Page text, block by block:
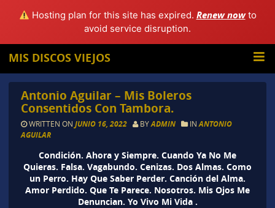
Hosting plan for this site has expired. Renew nowto
avoid service disruption.
MIS DISCOS VIEJOS
Antonio Aguilar – Mis Boleros
Consentidos Con Tambora.
WRITTEN ON JUNIO 16, 2022 BYADMIN IN ANTONIO
AGUILAR
Condición. Ahora y Siempre. Cuando Ya No Me
Quieras. Falsa. Vagabundo. Cenizas. Dos Almas. Como
un Perro. Hay Que Saber Perder. Canción del Alma.
Amor Perdido. Que Te Parece. Nosotros. Mis Ojos Me
Denuncian. Yo Vivo Mi Vida .